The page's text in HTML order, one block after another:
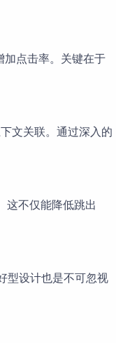
加点击率。关键在于
文关联。通过深入的
这不仅能降低跳出
型设计也是不可忽视